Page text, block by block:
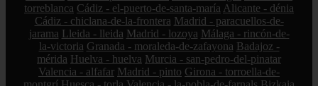
torreblanca Cádiz - el-puerto-de-santa-maría Alicante - dénia
Cádiz - chiclana-de-la-frontera Madrid - paracuellos-de-
jarama Lleida - lleida Madrid - lozoya Málaga - rincón-de-
la-victoria Granada - moraleda-de-zafayona Badajoz -
mérida Huelva - huelva Murcia - san-pedro-del-pinatar
Valencia - alfafar Madrid - pinto Girona - torroella-de-